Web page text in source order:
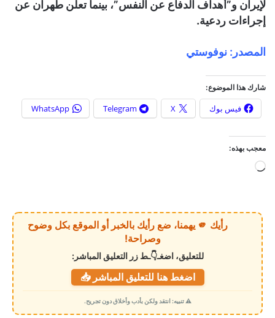
لإيران و”أهداف الدفاع عن النفس”، بينما تعلن طهران عن
إجراءات ردعية.
المصدر: نوفوستي
شارك هذا الموضوع:
فيس بوك X
Telegram
WhatsApp
معجب بهذه:
ي
م
ي
رأيك 🫵 يهمنا، ضع رأيك بالخبر أو الموقع بكل وضوح
وصراحة!
للتعليق، اضغـ👇ـط زر التعليق المباشر:
اضغط هنا للتعليق المباشر 📥
⚠️ تنبيه: انتقد ولكن بأدب وأخلاق دون تجريح.